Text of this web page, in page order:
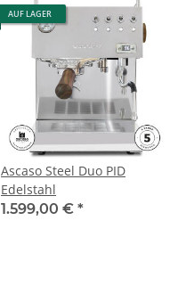
AUF LAGER
Ascaso Steel Duo PID
Edelstahl
1.599,00 € *